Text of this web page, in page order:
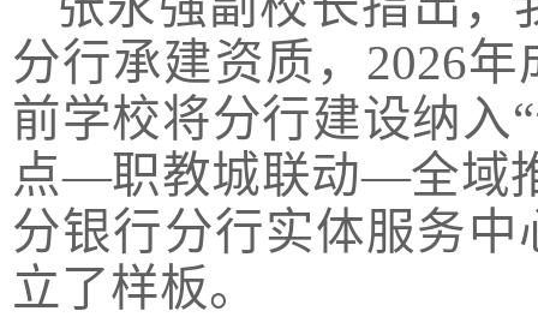
分行承建资质，2026
前学校将分行建设纳入
点—职教城联动—全域
分银行分行实体服务
立了样板。